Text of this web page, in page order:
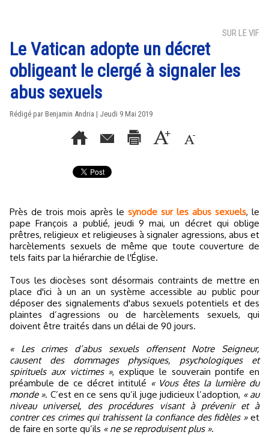
SUR LE VIF
Le Vatican adopte un décret
obligeant le clergé à signaler les
abus sexuels
Rédigé par Benjamin Andria | Jeudi 9 Mai 2019
Près de trois mois après le synode sur les abus sexuels, le
pape François a publié, jeudi 9 mai, un décret qui oblige
prêtres, religieux et religieuses à signaler agressions, abus et
harcèlements sexuels de même que toute couverture de
tels faits par la hiérarchie de l'Église.
Tous les diocèses sont désormais contraints de mettre en
place d'ici à un an un système accessible au public pour
déposer des signalements d'abus sexuels potentiels et des
plaintes d’agressions ou de harcèlements sexuels, qui
doivent être traités dans un délai de 90 jours.
« Les crimes d’abus sexuels offensent Notre Seigneur,
causent des dommages physiques, psychologiques et
spirituels aux victimes », explique le souverain pontife en
préambule de ce décret intitulé « Vous êtes la lumière du
monde ». C’est en ce sens qu’il juge judicieux l’adoption, « au
niveau universel, des procédures visant à prévenir et à
contrer ces crimes qui trahissent la confiance des fidèles »et
de faire en sorte qu’ils « ne se reproduisent plus ».